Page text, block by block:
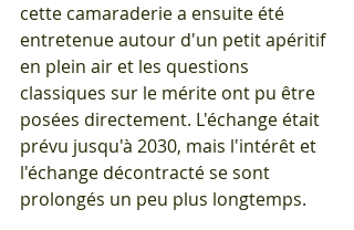
cette camaraderie a ensuite été
entretenue autour d'un petit apéritif
en plein air et les questions
classiques sur le mérite ont pu être
posées directement. L'échange était
prévu jusqu'à 2030, mais l'intérêt et
l'échange décontracté se sont
prolongés un peu plus longtemps.